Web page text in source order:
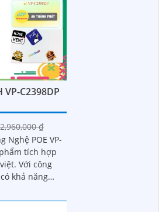
VP-C2398DP
₫
Nghệ POE VP-
tích hợp
khả năng
chính xác